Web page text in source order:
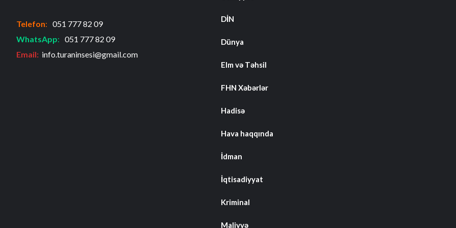
Telefon: 051 777 82 09
WhatsApp: 051 777 82 09
Email: info.turaninsesi@gmail.com
DİN
Dünya
Elm və Təhsil
FHN Xəbərlər
Hadisə
Hava haqqında
İdman
İqtisadiyyat
Kriminal
Maliyyə